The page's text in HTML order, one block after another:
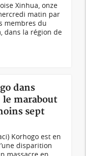
Xinhua, onze
matin par
membres du
dans la région de
dans
marabout
sept
Korhogo est en
disparition